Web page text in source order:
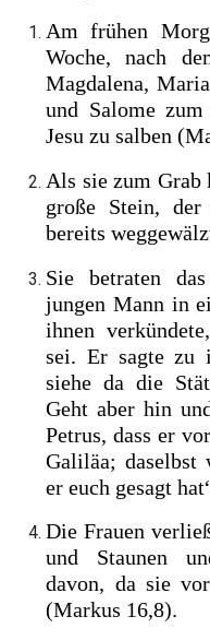
Am frühen
Woche, nach
Magdalena,
und Salome
Jesu zu salben
Als sie zum Grab
große Stein, der
bereits
Sie betraten
jungen Mann in
ihnen
sei. Er sagte zu
siehe da die
Geht aber hin
Petrus, dass er
Galiläa; daselbst
er euch gesagt
Die Frauen
und Staunen
davon, da sie
(Markus 16,8).